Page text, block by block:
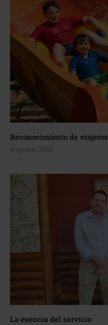
Reconocimiento de viajeros
4 agosto, 2026
La esencia del servicio